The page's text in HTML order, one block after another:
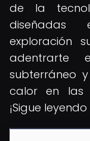
de la
diseñadas
exploración
adentrarte
subterráneo
calor en las
¡Sigue